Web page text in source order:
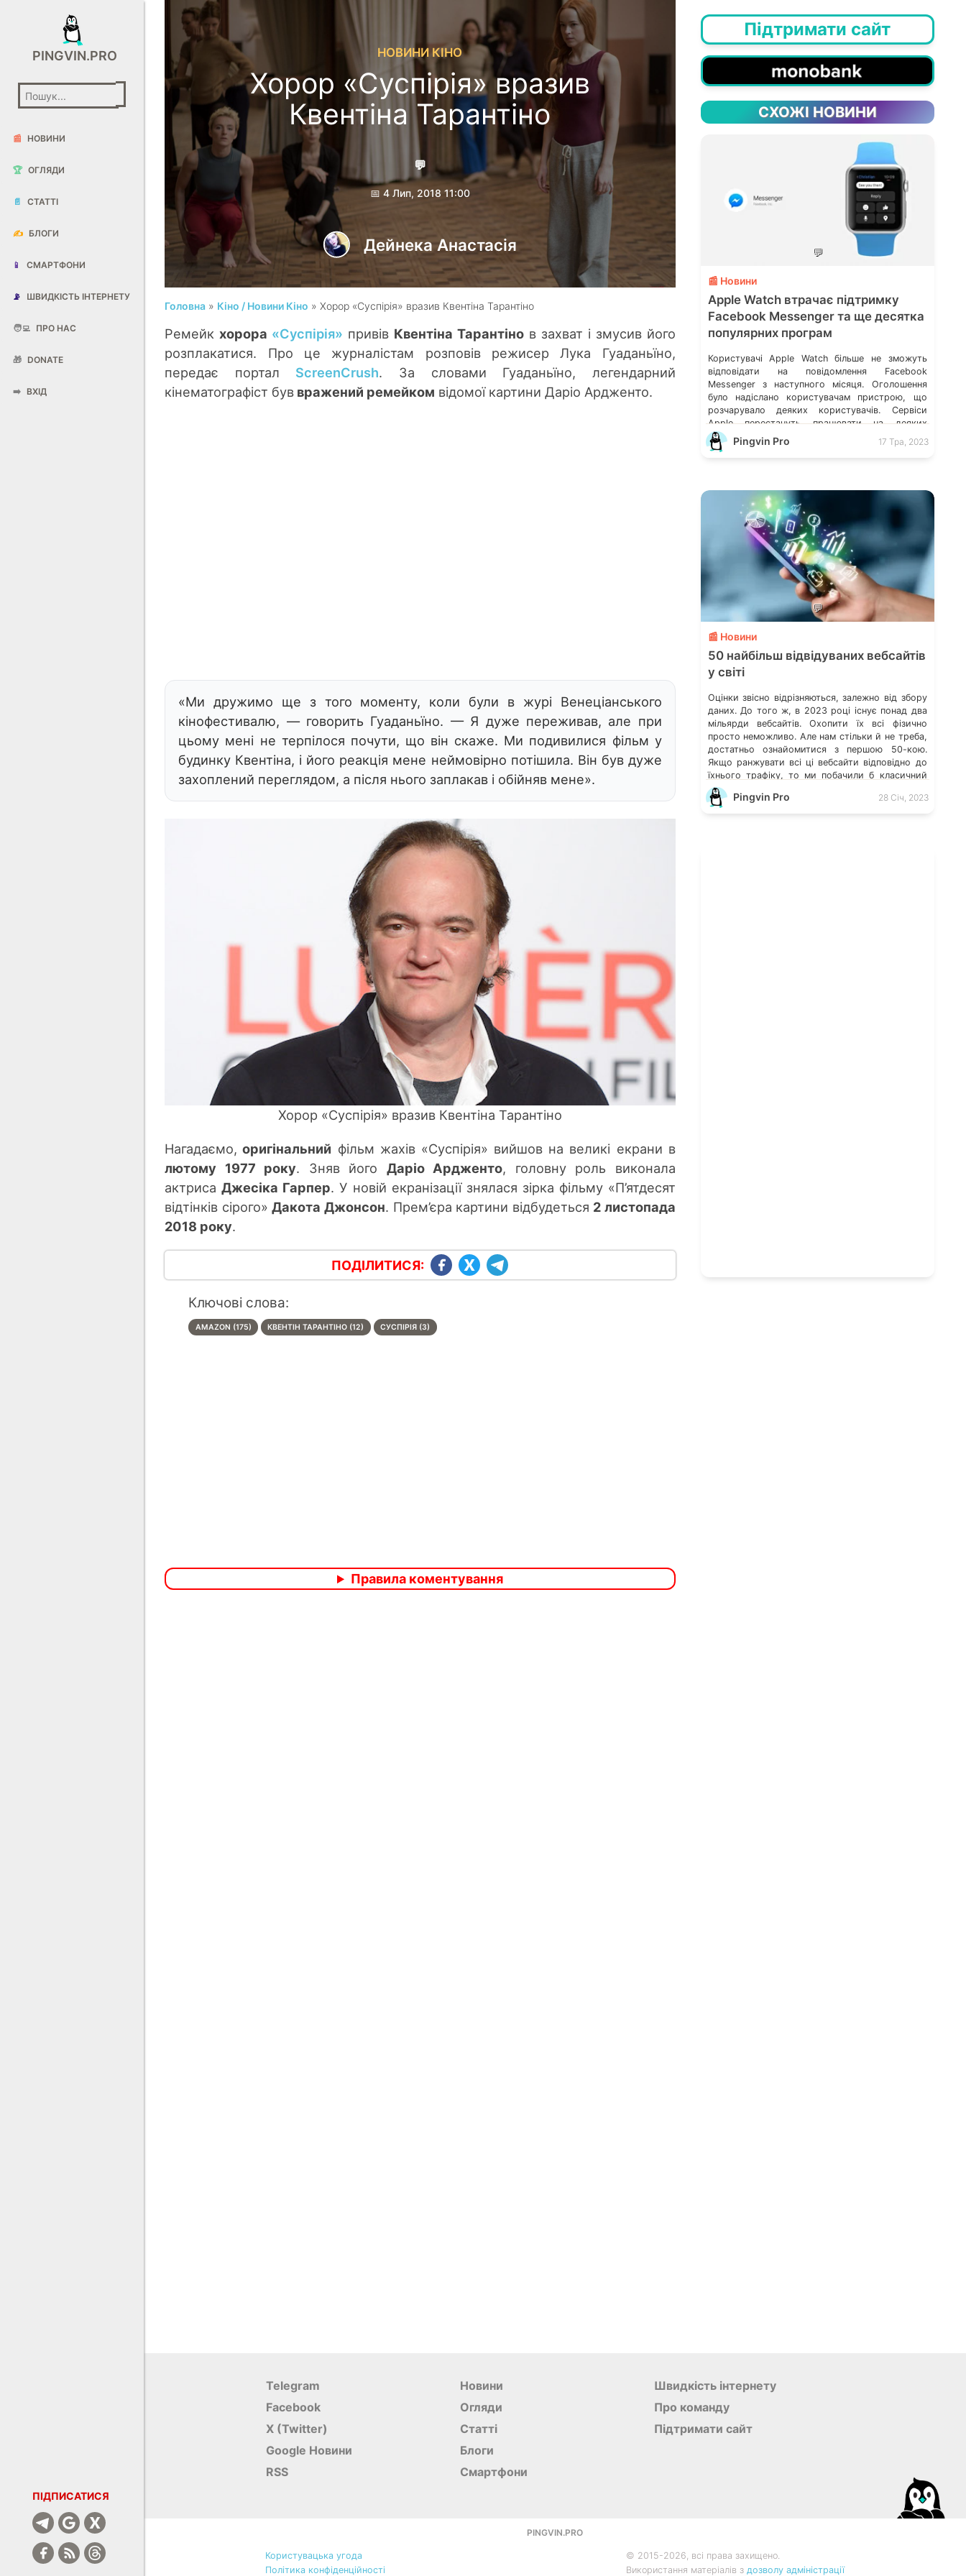
PINGVIN.PRO
📰 НОВИНИ
🏆 ОГЛЯДИ
📄 СТАТТІ
✍️ БЛОГИ
📱 СМАРТФОНИ
📡 ШВИДКІСТЬ ІНТЕРНЕТУ
🧑‍💻 ПРО НАС
🎁 DONATE
➡️ ВХІД
ПІДПИСАТИСЯ
НОВИНИ КІНО
Хорор «Суспірія» вразив
Квентіна Тарантіно
💬
📅 4 Лип, 2018 11:00
Дейнека Анастасiя
Головна » Кіно / Новини Кіно » Хорор «Суспірія» вразив Квентіна Тарантіно
Ремейкхорора «Суспірія» привів Квентіна Тарантіно в захват і змусив його
розплакатися. Про це журналістам розповів режисер Лука Гуаданьїно,
передає портал ScreenCrush. За словами Гуаданьїно, легендарний
кінематографіст був вражений ремейком відомої картини Даріо Ардженто.
«Ми дружимо ще з того моменту, коли були в журі Венеціанського
кінофестивалю, — говорить Гуаданьїно. — Я дуже переживав, але при
цьому мені не терпілося почути, що він скаже. Ми подивилися фільм у
будинку Квентіна, і його реакція мене неймовірно потішила. Він був дуже
захоплений переглядом, а після нього заплакав і обійняв мене».
Хорор «Суспірія» вразив Квентіна Тарантіно
Нагадаємо, оригінальний фільм жахів «Суспірія» вийшов на великі екрани в
лютому 1977 року. Зняв його Даріо Ардженто, головну роль виконала
актрисаДжесіка Гарпер. У новій екранізації знялася зірка фільму «П’ятдесят
відтінків сірого»Дакота Джонсон. Прем’єра картини відбудеться 2 листопада
2018 року.
ПОДІЛИТИСЯ:
Ключові слова:
AMAZON (175) КВЕНТІН ТАРАНТІНО (12) СУСПІРІЯ (3)
Правила коментування
Підтримати сайт
СХОЖІ НОВИНИ
💬
📰 Новини
Apple Watch втрачає підтримку
Facebook Messenger та ще десятка
популярних програм
Користувачі Apple Watch більше не зможуть
відповідати на повідомлення Facebook
Messenger з наступного місяця. Оголошення
було надіслано користувачам пристрою, що
розчарувало деяких користувачів. Сервіси
Apple перестануть працювати на деяких
операційних системах Facebook оновив
правила: за образи можуть видалити обліковий
Pingvin Pro 17 Тра, 2023
💬
📰 Новини
50 найбільш відвідуваних вебсайтів
у світі
Оцінки звісно відрізняються, залежно від збору
даних. До того ж, в 2023 році існує понад два
мільярди вебсайтів. Охопити їх всі фізично
просто неможливо. Але нам стільки й не треба,
достатньо ознайомитися з першою 50-кою.
Якщо ранжувати всі ці вебсайти відповідно до
їхнього трафіку, то ми побачили б класичний
степеневий розподіл. На низькому рівні
переважна […]
Pingvin Pro 28 Січ, 2023
Telegram
Facebook
X (Twitter)
Google Новини
RSS
Новини
Огляди
Статті
Блоги
Смартфони
Швидкість інтернету
Про команду
Підтримати сайт
PINGVIN.PRO
Користувацька угода
Політика конфіденційності
© 2015-2026, всі права захищено.
Використання матеріалів з дозволу адміністрації